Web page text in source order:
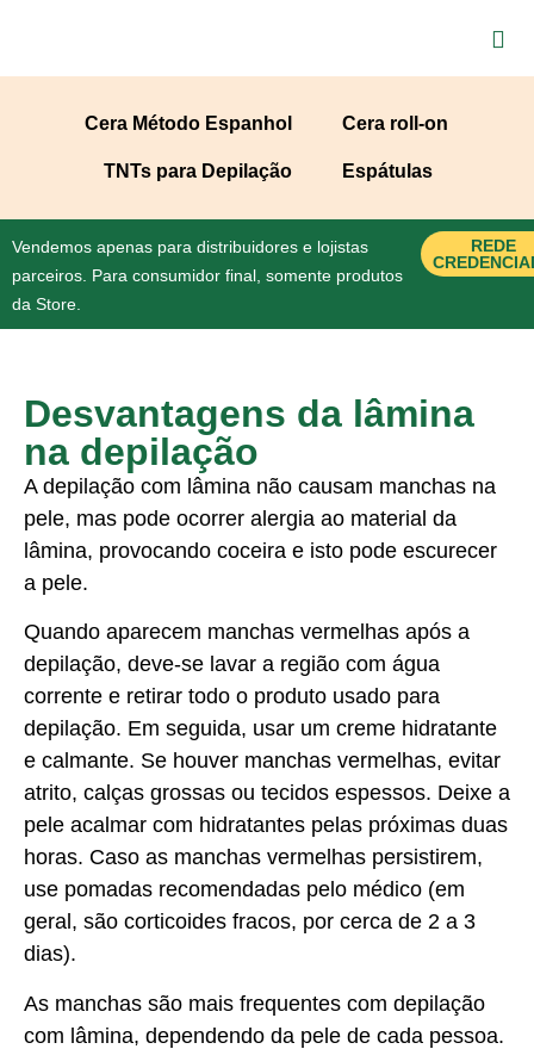
Cera Método Espanhol Cera roll-on
TNTs para Depilação Espátulas
Vendemos apenas para distribuidores e lojistas
parceiros. Para consumidor final, somente produtos
da Store.
REDE
Desvantagens da lâmina
na depilação
A depilação com lâmina não causam manchas na
pele, mas pode ocorrer alergia ao material da
lâmina, provocando coceira e isto pode escurecer
a pele.
Quando aparecem manchas vermelhas após a
depilação, deve-se lavar a região com água
corrente e retirar todo o produto usado para
depilação. Em seguida, usar um creme hidratante
e calmante. Se houver manchas vermelhas, evitar
atrito, calças grossas ou tecidos espessos. Deixe a
pele acalmar com hidratantes pelas próximas duas
horas. Caso as manchas vermelhas persistirem,
use pomadas recomendadas pelo médico (em
geral, são corticoides fracos, por cerca de 2 a 3
dias).
As manchas são mais frequentes com depilação
com lâmina, dependendo da pele de cada pessoa.